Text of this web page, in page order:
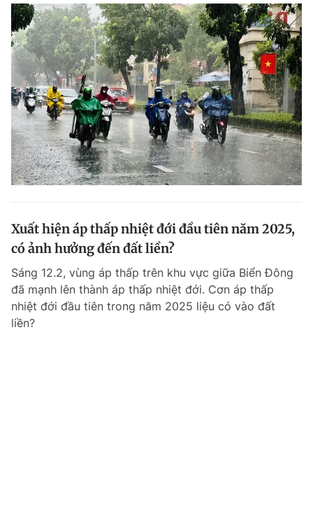
Theo dõi báo trên
Hotline
0906 645 777
Liên hệ quảng cáo
0908 780 404
Đặt báo Quảng cáo RSS Tòa soạn Chính sách bảo
Tổng biên tập: Nguyễn Ngọc Toàn
Tổng thư ký tòa soạn: Đức Trung
Giấy phép xuất bản số 110/GP - BTTTT cấp ngày 24.3.2020
© 2003-2026 Bản quyền thuộc về Báo Thanh Niên. Cấm sao chép
dưới mọi hình thức nếu không có sự chấp thuận bằng văn bản.
Phát triển bởi ePi Technologies, JSC.
Xuất hiện áp thấp nhiệt đới đầu tiên năm 2025,
có ảnh hưởng đến đất liền?
Sáng 12.2, vùng áp thấp trên khu vực giữa Biển Đông
đã mạnh lên thành áp thấp nhiệt đới. Cơn áp thấp
nhiệt đới đầu tiên trong năm 2025 liệu có vào đất
liền?